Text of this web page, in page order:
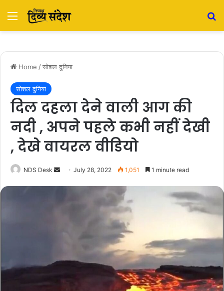
Menu
Home /सोशल दुनिया
सोशल दुनिया
दिल दहला देने वाली आग की
नदी , अपने पहले कभी नहीं देखी
, देखे वायरल वीडियो
NDS Desk July 28, 2022 1,051 1 minute read